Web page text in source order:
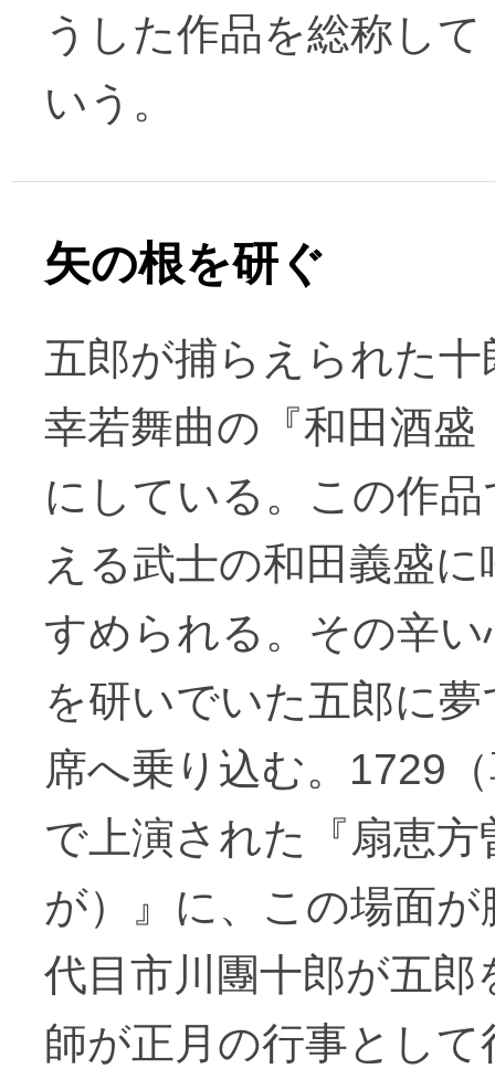
うした作品を総称し
いう。
矢の根を研ぐ
五郎が捕らえられた
幸若舞曲の『和田酒
にしている。この作
える武士の和田義盛
すめられる。その辛
を研いでいた五郎に
席へ乗り込む。1729
で上演された『扇恵
が）』に、この場面
代目市川團十郎が五
師が正月の行事とし